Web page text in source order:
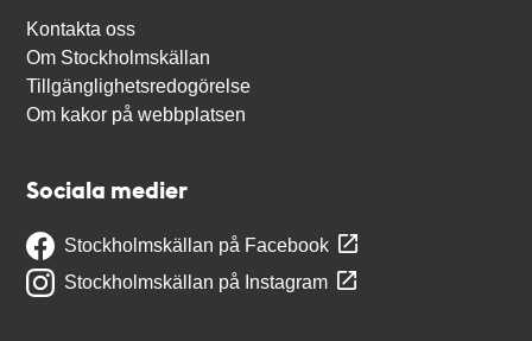
Kontakta oss
Om Stockholmskällan
Tillgänglighetsredogörelse
Om kakor på webbplatsen
Sociala medier
Stockholmskällan på Facebook
Stockholmskällan på Instagram